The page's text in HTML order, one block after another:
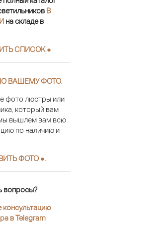
В
на складе в
СПИСОК ●
ВАШЕМУ ФОТО
фото люстры или
который вам
вышлем вам всю
по наличию и
ФОТО ●
вопросы?
консультацию
в Telegram